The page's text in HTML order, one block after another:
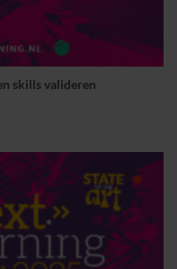
skills valideren